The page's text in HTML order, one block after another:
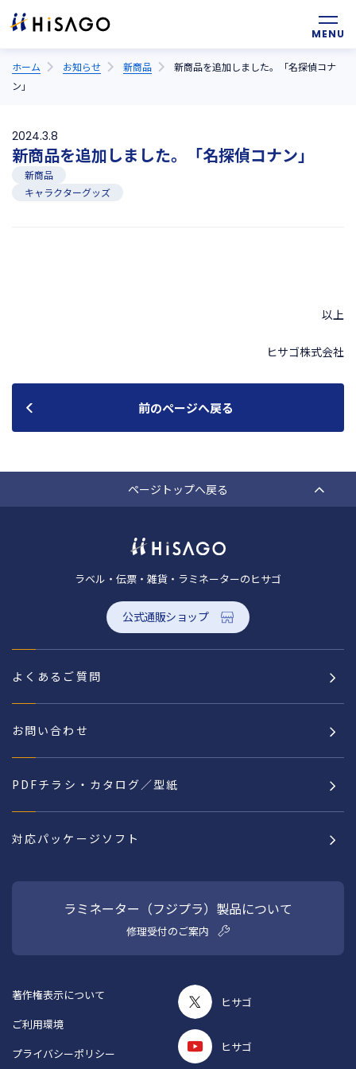
ホーム お知らせ 新商品
新商品を追加しました。「名探偵コナ
ン」
2024.3.8
新商品を追加しました。「名探偵コナン」
新商品
キャラクターグッズ
以上
ヒサゴ株式会社
前のページへ戻る
ページトップへ戻る
ラベル・伝票・雑貨・ラミネーターのヒサゴ
公式通販ショップ
よくあるご質問
お問い合わせ
PDFチラシ・カタログ／型紙
対応パッケージソフト
ラミネーター（フジプラ）製品について
修理受付のご案内
ヒサゴ
ヒサゴ
著作権表示について
ご利用環境
プライバシーポリシー